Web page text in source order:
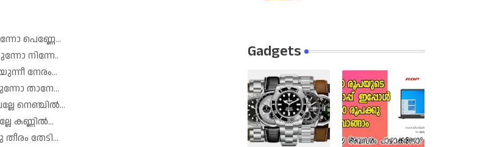
പെണ്ണേ...
നിന്നേ..
നേരം...
താനേ...
നെഞ്ചിൽ...
കണ്ണിൽ...
തേടി...
Gadgets